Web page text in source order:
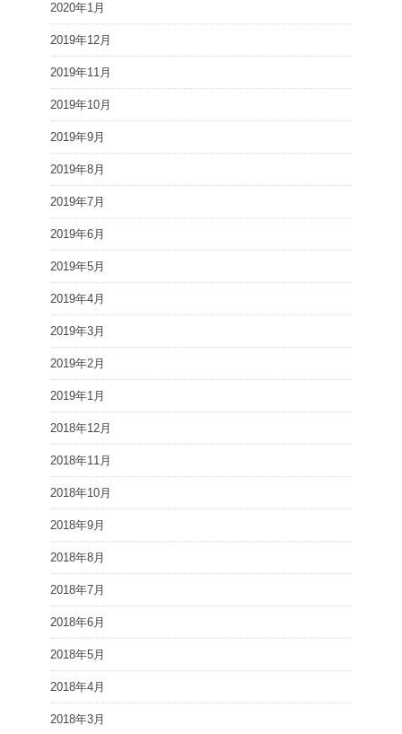
2020年1月
2019年12月
2019年11月
2019年10月
2019年9月
2019年8月
2019年7月
2019年6月
2019年5月
2019年4月
2019年3月
2019年2月
2019年1月
2018年12月
2018年11月
2018年10月
2018年9月
2018年8月
2018年7月
2018年6月
2018年5月
2018年4月
2018年3月